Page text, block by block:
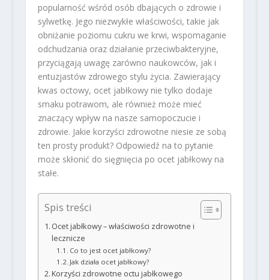
popularność wśród osób dbających o zdrowie i
sylwetkę. Jego niezwykłe właściwości, takie jak
obniżanie poziomu cukru we krwi, wspomaganie
odchudzania oraz działanie przeciwbakteryjne,
przyciągają uwagę zarówno naukowców, jak i
entuzjastów zdrowego stylu życia. Zawierający
kwas octowy, ocet jabłkowy nie tylko dodaje
smaku potrawom, ale również może mieć
znaczący wpływ na nasze samopoczucie i
zdrowie. Jakie korzyści zdrowotne niesie ze sobą
ten prosty produkt? Odpowiedź na to pytanie
może skłonić do sięgnięcia po ocet jabłkowy na
stałe.
Spis treści
Ocet jabłkowy – właściwości zdrowotne i
lecznicze
Co to jest ocet jabłkowy?
Jak działa ocet jabłkowy?
Korzyści zdrowotne octu jabłkowego